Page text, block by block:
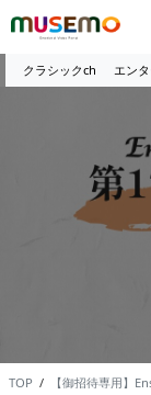
クラシックch エン
TOP /